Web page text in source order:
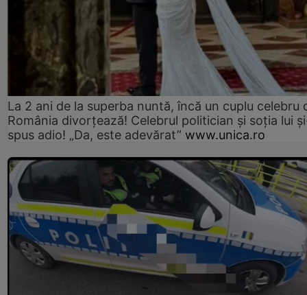
La 2 ani de la superba nuntă, încă un cuplu celebru
România divorțează! Celebrul politician și soția lui
spus adio! „Da, este adevărat” www.unica.ro